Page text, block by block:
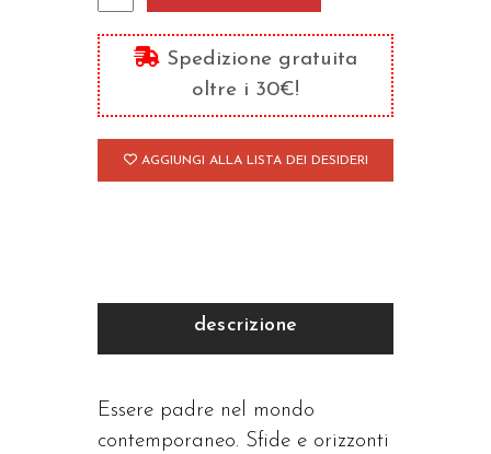
papà
quantità
Spedizione gratuita
oltre i 30€!
AGGIUNGI ALLA LISTA DEI DESIDERI
descrizione
Essere padre nel mondo
contemporaneo. Sfide e orizzonti